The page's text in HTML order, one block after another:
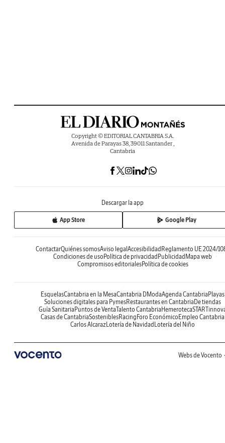
Copyright © EDITORIAL CANTABRIA S.A.
Avenida de Parayas 38, 39011 Santander ,
Cantabria
Descargar la app
App Store Google Play
ContactarQuiénes somosAviso legalAccesibilidadReglamento UE 2024/
Condiciones de usoPolítica de privacidadPublicidadMapa web
Compromisos editorialesPolítica de cookies
EsquelasCantabria en la MesaCantabria DModaAgenda CantabriaPlayas
Soluciones digitales para PymesRestaurantes en CantabriaDe tiendas
Guía SanitariaPuntos de VentaTalento CantabriaHemeroteca
Casas de CantabriaSosteniblesRacingForo EconómicoEmpleo Cantabria
Carlos AlcarazLotería de NavidadLotería del Niño
Webs de Vocento